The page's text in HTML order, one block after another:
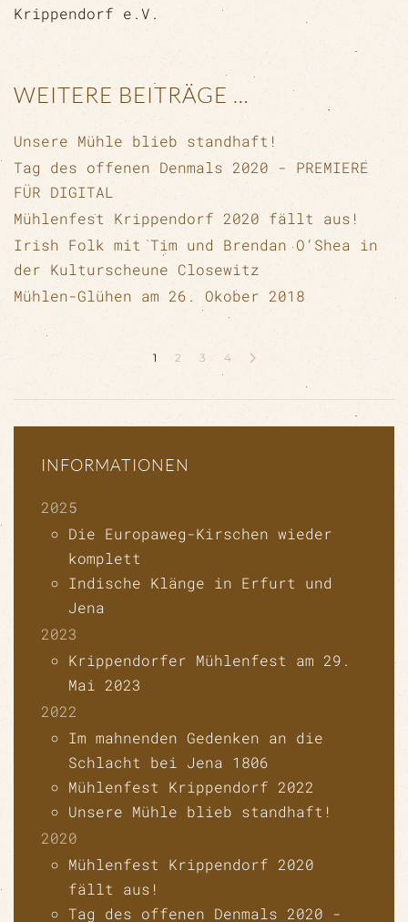
Krippendorf e.V.
WEITERE BEITRÄGE …
Unsere Mühle blieb standhaft!
Tag des offenen Denmals 2020 - PREMIERE
FÜR DIGITAL
Mühlenfest Krippendorf 2020 fällt aus!
Irish Folk mit Tim und Brendan O‘Shea in
der Kulturscheune Closewitz
Mühlen-Glühen am 26. Okober 2018
1 2 3 4
INFORMATIONEN
2025
Die Europaweg-Kirschen wieder
komplett
Indische Klänge in Erfurt und
Jena
2023
Krippendorfer Mühlenfest am 29.
Mai 2023
2022
Im mahnenden Gedenken an die
Schlacht bei Jena 1806
Mühlenfest Krippendorf 2022
Unsere Mühle blieb standhaft!
2020
Mühlenfest Krippendorf 2020
fällt aus!
Tag des offenen Denmals 2020 -